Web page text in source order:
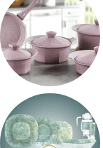
حلل جرانيت